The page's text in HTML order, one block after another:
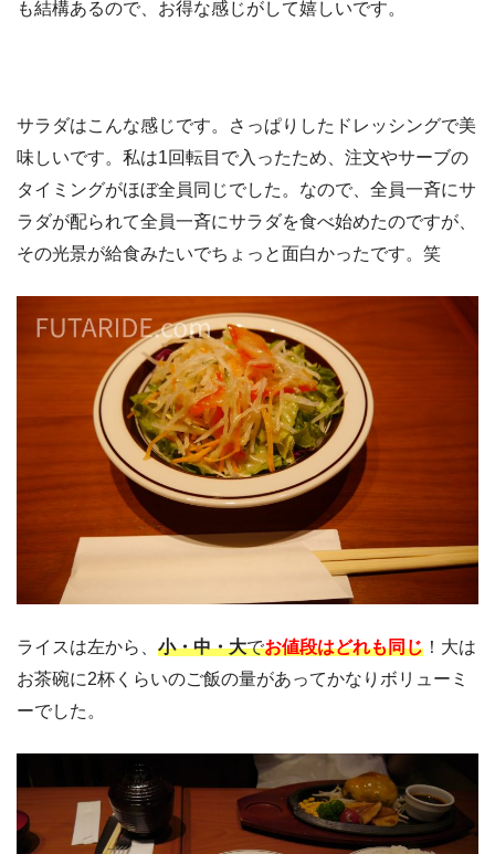
も結構あるので、お得な感じがして嬉しいです。
サラダはこんな感じです。さっぱりしたドレッシングで美
味しいです。私は1回転目で入ったため、注文やサーブの
タイミングがほぼ全員同じでした。なので、全員一斉にサ
ラダが配られて全員一斉にサラダを食べ始めたのですが、
その光景が給食みたいでちょっと面白かったです。笑
ライスは左から、 小・中・大でお値段はどれも同じ ！大は
お茶碗に2杯くらいのご飯の量があってかなりボリューミ
ーでした。